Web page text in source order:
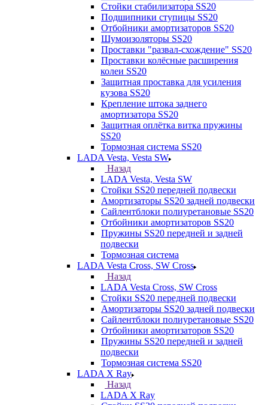
Стойки стабилизатора SS20
Подшипники ступицы SS20
Отбойники амортизаторов SS20
Шумоизоляторы SS20
Проставки "развал-схождение" SS20
Проставки колёсные расширения
колеи SS20
Защитная проставка для усиления
кузова SS20
Крепление штока заднего
амортизатора SS20
Защитная оплётка витка пружины
SS20
Тормозная система SS20
LADA Vesta, Vesta SW
Назад
LADA Vesta, Vesta SW
Стойки SS20 передней подвески
Амортизаторы SS20 задней подвески
Сайлентблоки полиуретановые SS20
Отбойники амортизаторов SS20
Пружины SS20 передней и задней
подвески
Тормозная система
LADA Vesta Cross, SW Cross
Назад
LADA Vesta Cross, SW Cross
Стойки SS20 передней подвески
Амортизаторы SS20 задней подвески
Сайлентблоки полиуретановые SS20
Отбойники амортизаторов SS20
Пружины SS20 передней и задней
подвески
Тормозная система SS20
LADA X Ray
Назад
LADA X Ray